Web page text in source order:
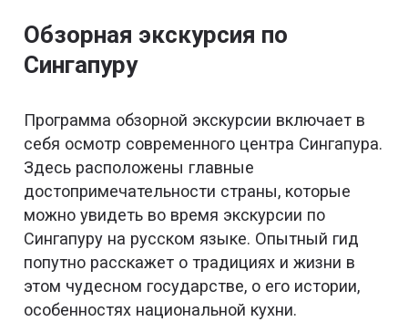
Обзорная экскурсия по
Сингапуру
Программа обзорной экскурсии включает в
себя осмотр современного центра Сингапура.
Здесь расположены главные
достопримечательности страны, которые
можно увидеть во время экскурсии по
Сингапуру на русском языке. Опытный гид
попутно расскажет о традициях и жизни в
этом чудесном государстве, о его истории,
особенностях национальной кухни.